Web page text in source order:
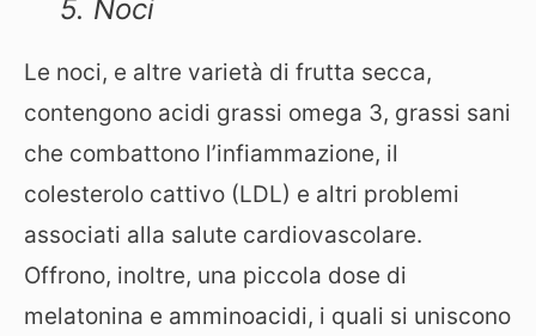
5. Noci
Le noci, e altre varietà di frutta secca,
contengono acidi grassi omega 3, grassi sani
che combattono l’infiammazione, il
colesterolo cattivo (LDL) e altri problemi
associati alla salute cardiovascolare.
Offrono, inoltre, una piccola dose di
melatonina e amminoacidi, i quali si uniscono